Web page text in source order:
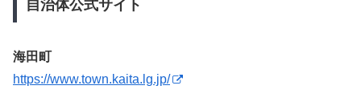
自治体公式サイト
海田町
https://www.town.kaita.lg.jp/